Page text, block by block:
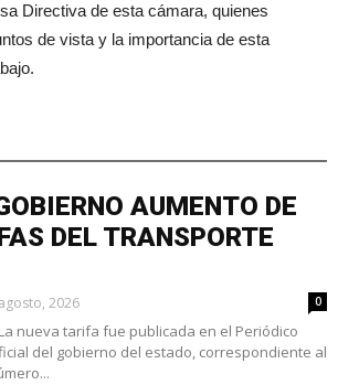
Directiva de esta cámara, quienes
de vista y la importancia de esta
AUMENTO DE
DEL TRANSPORTE
2026 0
nueva tarifa fue publicada en el Periódico
del gobierno del estado, correspondiente al